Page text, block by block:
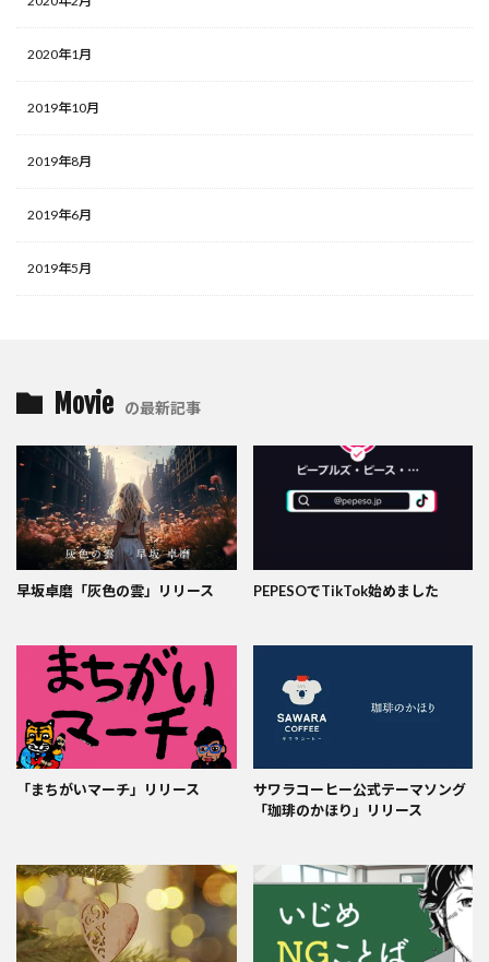
2020年1月
2019年10月
2019年8月
2019年6月
2019年5月
Movie の最新記事
早坂卓磨「灰色の雲」リリース PEPESOでTikTok始めました
「まちがいマーチ」リリース
サワラコーヒー公式テーマソング
「珈琲のかほり」リリース